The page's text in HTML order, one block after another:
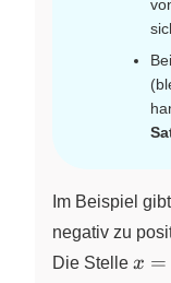
Im Beispiel
negativ zu
Die Stelle x
x =